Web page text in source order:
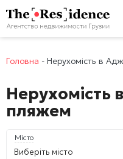
Головна - Нерухомість в
Нерухомість
пляжем
Місто
Виберіть місто